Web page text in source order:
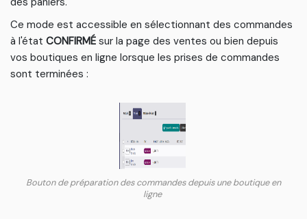
Ce mode est accessible en sélectionnant des commandes
à l'état CONFIRMÉ sur la page des ventes ou bien depuis
vos boutiques en ligne lorsque les prises de commandes
sont terminées :
Bouton de préparation des commandes depuis une boutique en
ligne